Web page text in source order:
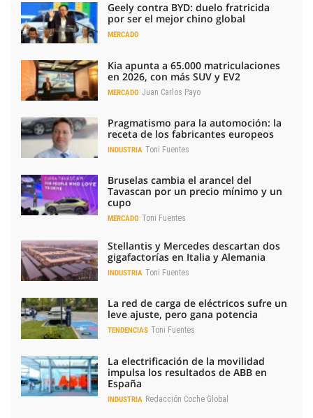
Geely contra BYD: duelo fratricida
por ser el mejor chino global
MERCADO
Kia apunta a 65.000 matriculaciones
en 2026, con más SUV y EV2
MERCADO Juan Carlos Payo
Pragmatismo para la automoción: la
receta de los fabricantes europeos
INDUSTRIA Toni Fuentes
Bruselas cambia el arancel del
Tavascan por un precio mínimo y un
cupo
MERCADO Toni Fuentes
Stellantis y Mercedes descartan dos
gigafactorías en Italia y Alemania
INDUSTRIA Toni Fuentes
La red de carga de eléctricos sufre un
leve ajuste, pero gana potencia
TENDENCIAS Toni Fuentes
La electrificación de la movilidad
impulsa los resultados de ABB en
España
INDUSTRIA Redacción Coche Global